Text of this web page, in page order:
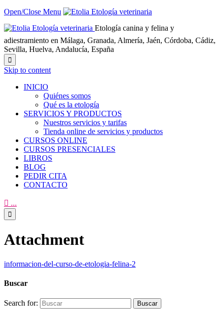
Open/Close Menu
Etología canina y felina y
adiestramiento en Málaga, Granada, Almería, Jaén, Córdoba, Cádiz,
Sevilla, Huelva, Andalucía, España

Skip to content
INICIO
Quiénes somos
Qué es la etología
SERVICIOS Y PRODUCTOS
Nuestros servicios y tarifas
Tienda online de servicios y productos
CURSOS ONLINE
CURSOS PRESENCIALES
LIBROS
BLOG
PEDIR CITA
CONTACTO
 ...

Attachment
informacion-del-curso-de-etologia-felina-2
Buscar
Search for: